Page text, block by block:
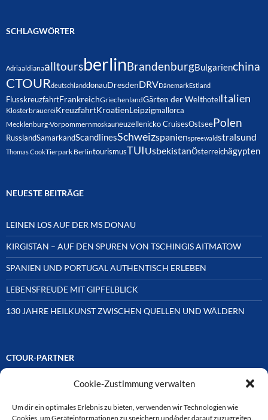
Cookie-Zustimmung verwalten
Um dir ein optimales Erlebnis zu bieten, verwenden wir Technologien wie
Cookies, um Geräteinformationen zu speichern und/oder darauf zuzugreifen.
SCHLAGWÖRTER
AdriaaldianaalltoursberlinBrandenburgBulgarienchina
CTOURdeutschlanddonauDresdenDRVDänemarkEstland
FlusskreuzfahrtFrankreichGriechenlandGärten der Welthotel Italien
KlosterbrauereiKreuzfahrtKroatienLeipzigmallorca
Mecklenburg-Vorpommernmoskauneuzellenicko CruisesOstseePolen
RusslandSamarkandScandlinesSchweizspanienspreewaldstralsund
Thomas CookTierpark BerlintourismusTUIUsbekistanÖsterreichägypten
NEUESTE BEITRÄGE
LEINEN LOS AUF DER MS DONAU
KIRGISTAN – AUF DEN SPUREN VON TSCHINGIS AITMATOW
SPANIEN UND PORTUGAL AUTHENTISCH ERLEBEN
LEBENSFREUDE MIT GIPFELBLICK
130 JAHRE HEILKUNST ZWISCHEN QUELLEN UND WÄLDERN
CTOUR-PARTNER
Unsere Reisejournalisten-Vereinigung ist über Mitglieder und
ausgewählten Partnern der Medien- und Tourismusbranche
verbunden. Hier eine